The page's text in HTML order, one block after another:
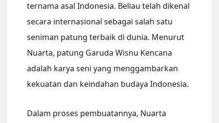
ternama asal Indonesia. Beliau telah dikenal
secara internasional sebagai salah satu
seniman patung terbaik di dunia. Menurut
Nuarta, patung Garuda Wisnu Kencana
adalah karya seni yang menggambarkan
kekuatan dan keindahan budaya Indonesia.
Dalam proses pembuatannya, Nuarta